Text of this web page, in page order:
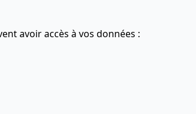
avoir accès à vos données :